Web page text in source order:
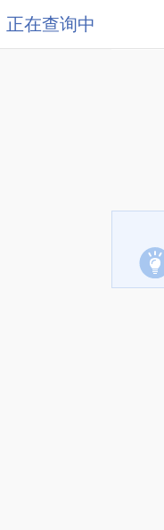
正在查询中